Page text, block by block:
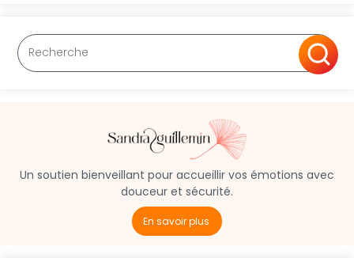
Un soutien bienveillant pour accueillir vos émotions avec
douceur et sécurité.
En savoir plus